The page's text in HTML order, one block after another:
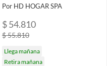
Por HD HOGAR SPA
$ 54.810
$ 55.810
Llega mañana
Retira mañana